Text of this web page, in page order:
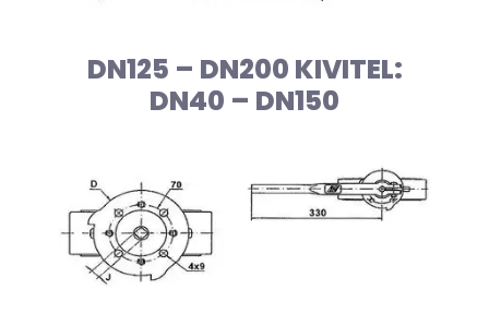
DN125 – DN200 KIVITEL:
DN40 – DN150